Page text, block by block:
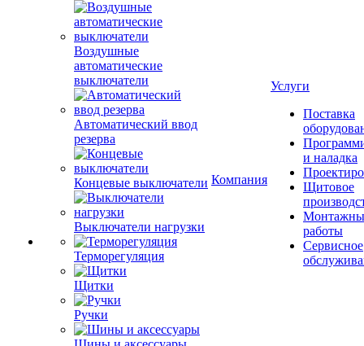
Воздушные
автоматические
выключатели
Автоматический ввод
резерва
Концевые выключатели
Выключатели нагрузки
Терморегуляция
Щитки
Ручки
Компания
Услуги
Поставка
и наладка
Щитовое
работы
Сервисное